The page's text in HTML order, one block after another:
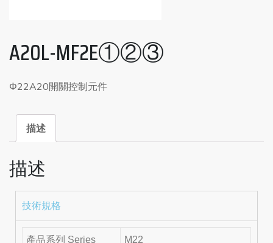
A20L-MF2E①②③
Φ22A20開關控制元件
描述
描述
技術規格
產品系列 Series M22